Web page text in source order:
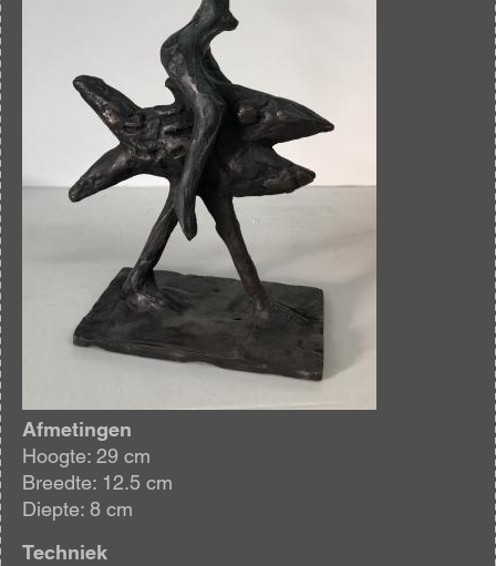
Afmetingen
Hoogte: 29 cm
Breedte: 12.5 cm
Diepte: 8 cm
Techniek